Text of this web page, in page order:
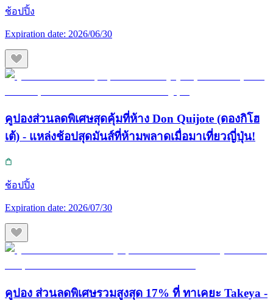
ช้อปปิ้ง
Expiration date: 2026/06/30
คูปองส่วนลดพิเศษสุดคุ้มที่ห้าง Don Quijote (ดองกิโฮ
เต้) - แหล่งช้อปสุดมันส์ที่ห้ามพลาดเมื่อมาเที่ยวญี่ปุ่น!
ช้อปปิ้ง
Expiration date: 2026/07/30
คูปอง ส่วนลดพิเศษรวมสูงสุด 17% ที่ ทาเคยะ Takeya -